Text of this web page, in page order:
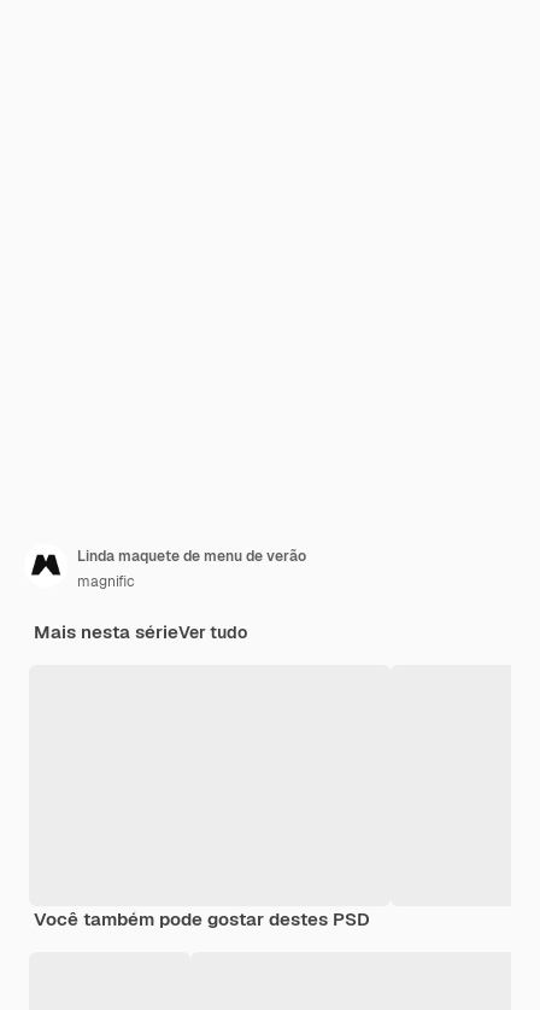
Linda maquete de menu de verão
magnific
Mais nesta sérieVer tudo
Você também pode gostar destes PSD